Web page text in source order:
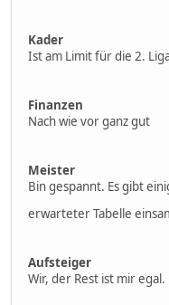
Kader
Ist am Limit für die 2.
Finanzen
Nach wie vor ganz gut
Meister
Bin gespannt. Es gibt
erwarteter Tabelle
Aufsteiger
Wir, der Rest ist mir egal.